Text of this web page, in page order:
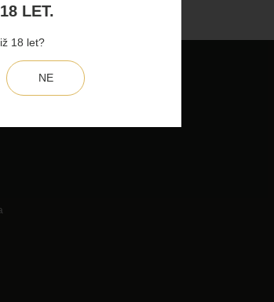
LET.
18 let?
NE